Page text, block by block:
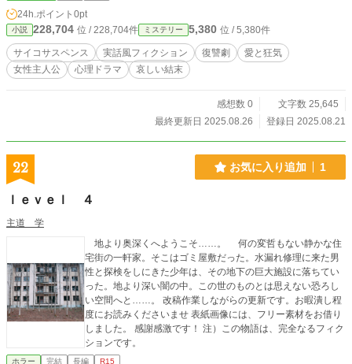
24h.ポイント 0pt
小説 228,704 位 / 228,704件 ミステリー 5,380 位 / 5,380件
サイコサスペンス 実話風フィクション 復讐劇
愛と狂気
女性主人公
心理ドラマ 哀しい結末
感想数 0
文字数 25,645
最終更新日 2025.08.26
登録日 2025.08.21
22 お気に入り追加 1
ｌｅｖｅｌ ４
主道 学
地より奥深くへようこそ……。 何の変哲もない静かな住
宅街の一軒家。そこはゴミ屋敷だった。水漏れ修理に来た男
性と探検をしにきた少年は、その地下の巨大施設に落ちてい
った。地より深い闇の中。この世のものとは思えない恐ろし
い空間へと……。 改稿作業しながらの更新です。お暇潰し程
度にお読みくださいませ 表紙画像には、フリー素材をお借り
しました。 感謝感激です！ 注）この物語は、完全なるフィク
ションです。
ホラー 完結 長編 R15